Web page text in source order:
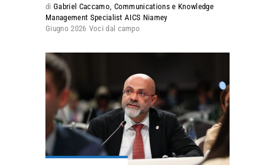
di Gabriel Caccamo, Communications e Knowledge
Management Specialist AICS Niamey
Giugno 2026 Voci dal campo